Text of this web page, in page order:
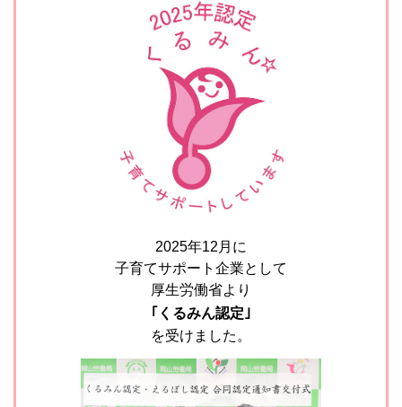
2025年12月に
子育てサポート企業として
厚生労働省より
｢くるみん認定｣
を受けました。